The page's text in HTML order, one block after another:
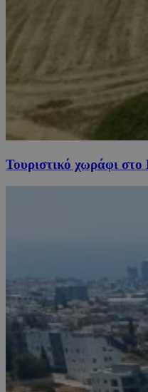
Τουριστικό χωράφι